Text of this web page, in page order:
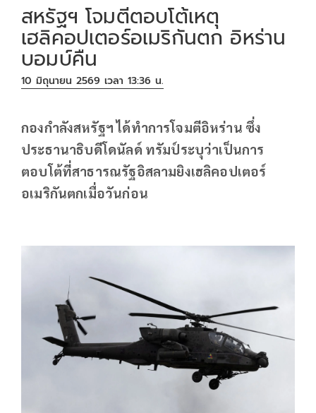
สหรัฐฯ โจมตีตอบโต้เหตุ
เฮลิคอปเตอร์อเมริกันตก อิหร่าน
บอมบ์คืน
10 มิถุนายน 2569 เวลา 13:36 น.
กองกำลังสหรัฐฯ ได้ทำการโจมตีอิหร่าน ซึ่ง
ประธานาธิบดีโดนัลด์ ทรัมป์ระบุว่าเป็นการ
ตอบโต้ที่สาธารณรัฐอิสลามยิงเฮลิคอปเตอร์
อเมริกันตกเมื่อวันก่อน